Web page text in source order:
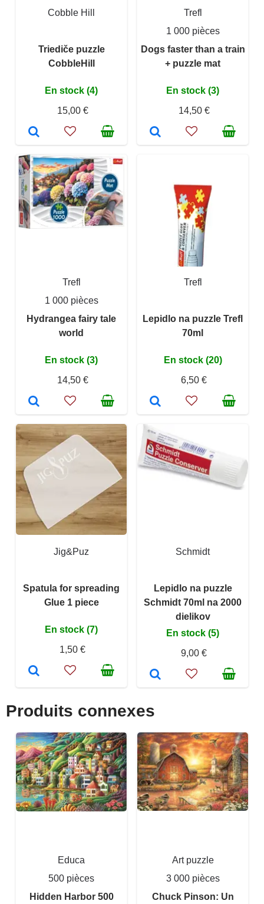
Cobble Hill
Triediče puzzle
CobbleHill
En stock (4)
15,00 €
Trefl
1 000 pièces
Dogs faster than a train
+ puzzle mat
En stock (3)
14,50 €
Trefl
1 000 pièces
Hydrangea fairy tale
world
En stock (3)
14,50 €
Trefl
Lepidlo na puzzle Trefl
70ml
En stock (20)
6,50 €
Jig&Puz
Spatula for spreading
Glue 1 piece
En stock (7)
1,50 €
Schmidt
Lepidlo na puzzle
Schmidt 70ml na 2000
dielikov
En stock (5)
9,00 €
Produits connexes
Educa
500 pièces
Hidden Harbor 500
Art puzzle
3 000 pièces
Chuck Pinson: Un